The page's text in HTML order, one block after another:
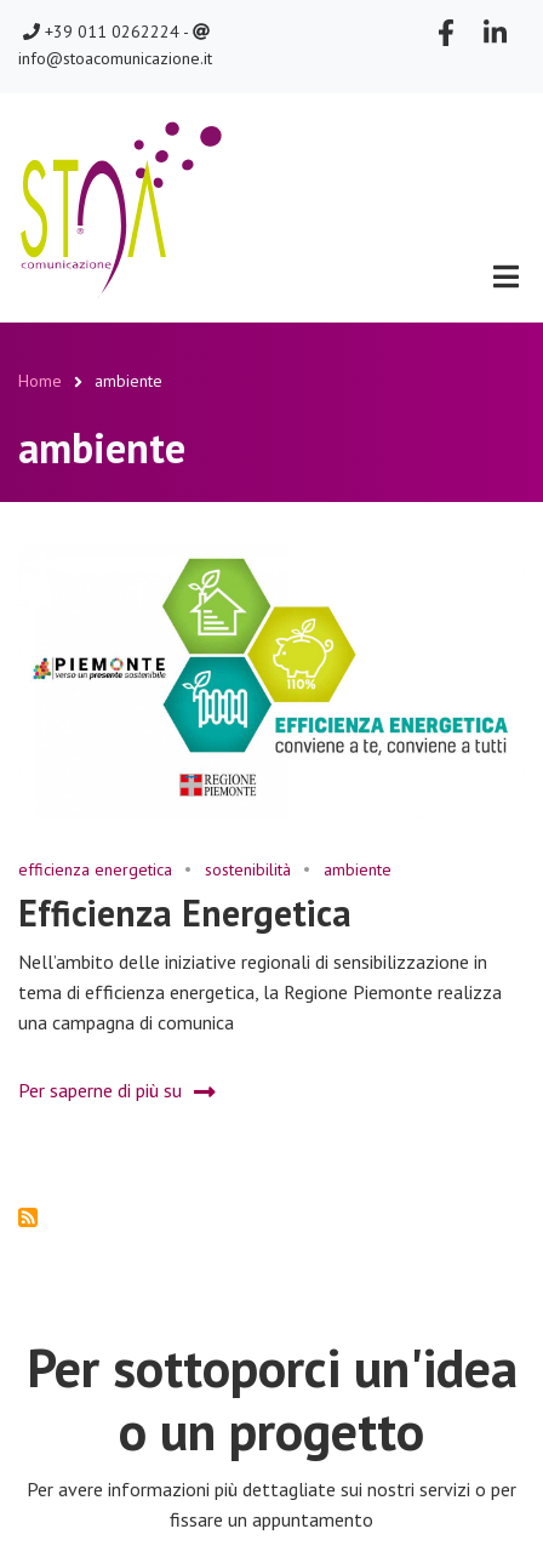
contenuto
chiamaci
+39 011 0262224 -
scrivici
info@stoacomunicazione.it
Briciole
di
pane
Home ambiente
ambiente
efficienza energetica sostenibilità ambiente
Efficienza Energetica
Nell’ambito delle iniziative regionali di sensibilizzazione in
tema di efficienza energetica, la Regione Piemonte realizza
una campagna di comunica
Per saperne di più su
Efficienza
Per sottoporci un'idea
o un progetto
Per avere informazioni più dettagliate sui nostri servizi o per
fissare un appuntamento